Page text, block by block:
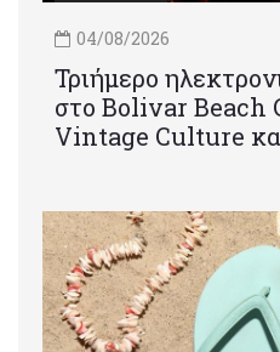
04/08/2026
Τριήμερο
στο Bolivar Beach
Vintage Culture